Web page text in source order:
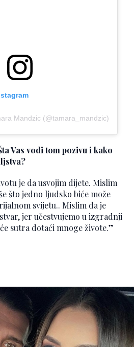
Mandzic (@tamara_mandzic)
Vas vodi tom pozivu i kako
je da usvojim dijete. Mislim
što jedno ljudsko biće može
svijetu.. Mislim da je
jer učestvujemo u izgradnji
sutra dotaći mnoge živote.”